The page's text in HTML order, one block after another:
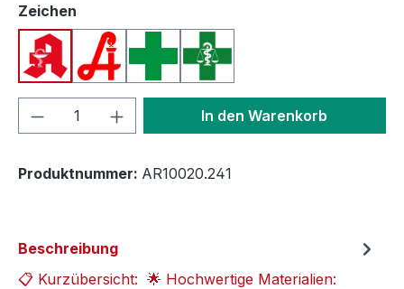
Zeichen
Apotheken A (Deutschland)
Apotheken A (Österreich)
Apothekenkreuz (International)
Apothekenkreuz (Schweiz)
Produkt Anzahl: Gib denIn den Warenkorb
Produktnummer: AR10020.241
Beschreibung
📋 Kurzübersicht: 🌟 Hochwertige Materialien: